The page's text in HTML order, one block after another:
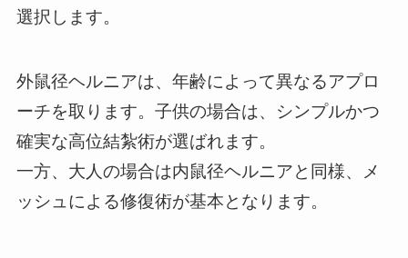
選択します。
外鼠径ヘルニアは、年齢によって異なるアプロ
ーチを取ります。子供の場合は、シンプルかつ
確実な高位結紮術が選ばれます。
一方、大人の場合は内鼠径ヘルニアと同様、メ
ッシュによる修復術が基本となります。